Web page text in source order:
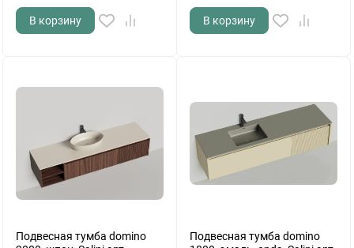
В корзину В корзину
Подвесная тумба domino
Подвесная тумба domino